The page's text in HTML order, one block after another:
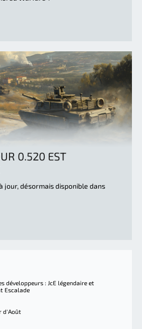
0.520 EST
jour, désormais disponible dans
développeurs : JcE légendaire et
Escalade
d'Août